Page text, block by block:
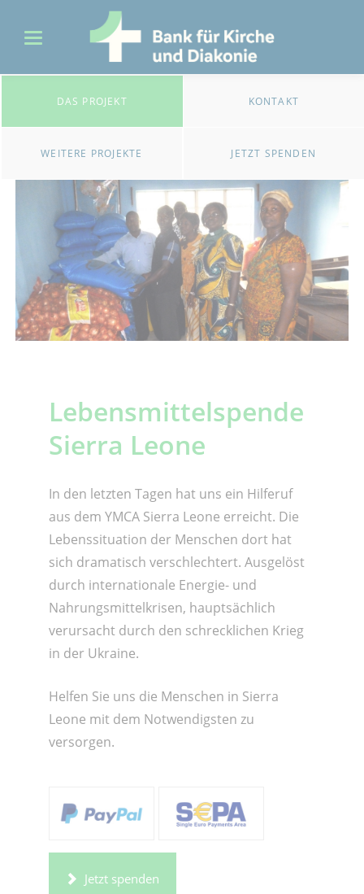
DAS PROJEKT KONTAKT
WEITERE PROJEKTE JETZT SPENDEN
Lebensmittelspende
Sierra Leone
In den letzten Tagen hat uns ein Hilferuf
aus dem YMCA Sierra Leone erreicht. Die
Lebenssituation der Menschen dort hat
sich dramatisch verschlechtert. Ausgelöst
durch internationale Energie- und
Nahrungsmittelkrisen, hauptsächlich
verursacht durch den schrecklichen Krieg
in der Ukraine.
Helfen Sie uns die Menschen in Sierra
Leone mit dem Notwendigsten zu
versorgen.
Jetzt spenden